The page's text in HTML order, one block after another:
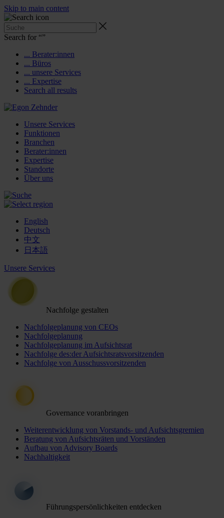
Skip to main content
Search for “”
... Berater:innen
... Büros
... unsere Services
... Expertise
Search all results
Unsere Services
Funktionen
Branchen
Berater:innen
Expertise
Standorte
Über uns
English
Deutsch
中文
日本語
Unsere Services
Nachfolge gestalten
Nachfolgeplanung von CEOs
Nachfolgeplanung
Nachfolgeplanung im Aufsichtsrat
Nachfolge des:der Aufsichtsratsvorsitzenden
Nachfolge von Ausschussvorsitzenden
Governance voranbringen
Weiterentwicklung von Vorstands- und Aufsichtsgremien
Beratung von Aufsichtsräten und Vorständen
Aufbau von Advisory Boards
Nachhaltigkeit
Führungspersönlichkeiten entdecken